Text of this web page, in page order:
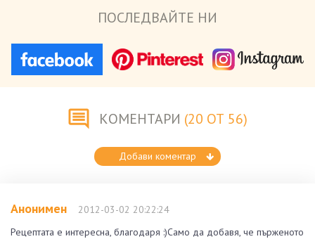
ПОСЛЕДВАЙТЕ НИ
КОМЕНТАРИ (20 ОТ 56)
Добави коментар
Анонимен
2012-03-02 20:22:24
Рецептата е интересна, благодаря :)Само да добавя, че пърженото